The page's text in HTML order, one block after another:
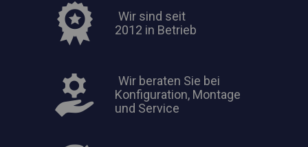
Wir sind seit
2012 in Betrieb
Wir beraten Sie bei
Konfiguration, Montage
und Service